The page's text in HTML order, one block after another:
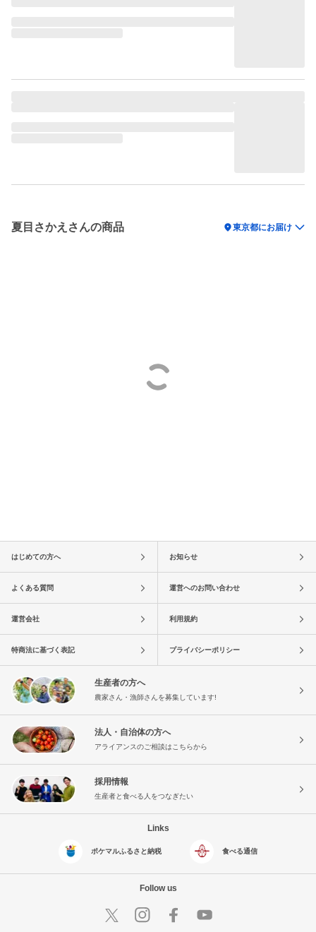
夏目さかえさんの商品 location_on東京都にお届け
はじめての方へ お知らせ
よくある質問 運営へのお問い合わせ
運営会社 利用規約
特商法に基づく表記 プライバシーポリシー
生産者の方へ
農家さん・漁師さんを募集しています!
法人・自治体の方へ
アライアンスのご相談はこちらから
採用情報
生産者と食べる人をつなぎたい
Links
ポケマルふるさと納税 食べる通信
Follow us